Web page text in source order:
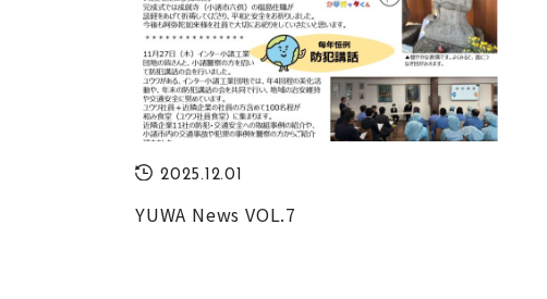
2025.12.01
YUWA News VOL.7